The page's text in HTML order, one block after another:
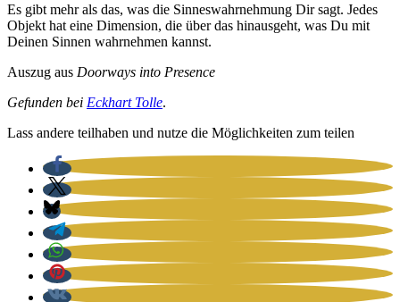
Es gibt mehr als das, was die Sin­nes­wahr­neh­mung Dir sagt. Jedes
Objekt hat eine Dimen­si­on, die über das hin­aus­geht, was Du mit
Dei­nen Sin­nen wahr­neh­men kannst.
Aus­zug aus Door­ways into Pre­sence
Gefun­den bei Eck­hart Tol­le.
Lass ande­re teil­ha­ben und nut­ze die Mög­lich­kei­ten zum tei­len